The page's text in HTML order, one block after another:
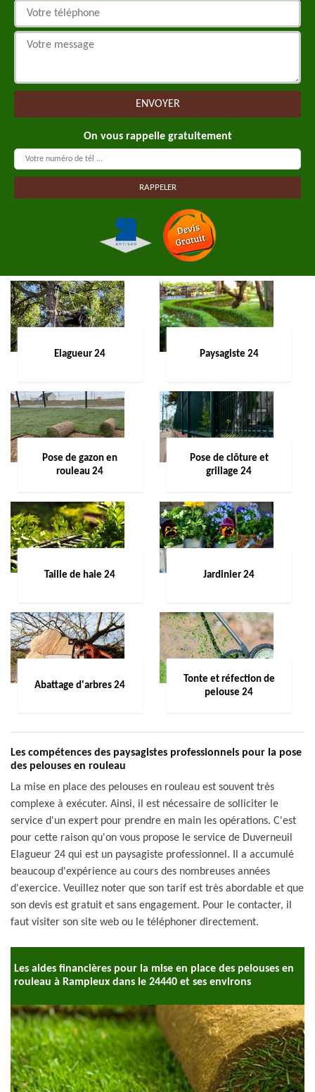
On vous rappelle gratuitement
Elagueur 24 Paysagiste 24
Pose de gazon en
rouleau 24
Pose de clôture et
grillage 24
Taille de haie 24 Jardinier 24
Abattage d'arbres 24
Tonte et réfection de
pelouse 24
Les compétences des paysagistes professionnels pour la pose
des pelouses en rouleau
La mise en place des pelouses en rouleau est souvent très
complexe à exécuter. Ainsi, il est nécessaire de solliciter le
service d'un expert pour prendre en main les opérations. C'est
pour cette raison qu'on vous propose le service de Duverneuil
Elagueur 24 qui est un paysagiste professionnel. Il a accumulé
beaucoup d'expérience au cours des nombreuses années
d'exercice. Veuillez noter que son tarif est très abordable et que
son devis est gratuit et sans engagement. Pour le contacter, il
faut visiter son site web ou le téléphoner directement.
Les aides financières pour la mise en place des pelouses en
rouleau à Rampieux dans le 24440 et ses environs